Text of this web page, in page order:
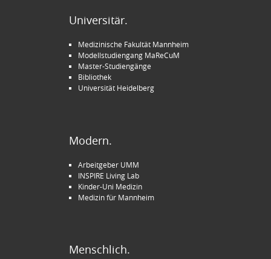
Universitär.
Medizinische Fakultät Mannheim
Modellstudiengang MaReCuM
Master-Studiengänge
Bibliothek
Universität Heidelberg
Modern.
Arbeitgeber UMM
INSPIRE Living Lab
Kinder-Uni Medizin
Medizin für Mannheim
Menschlich.